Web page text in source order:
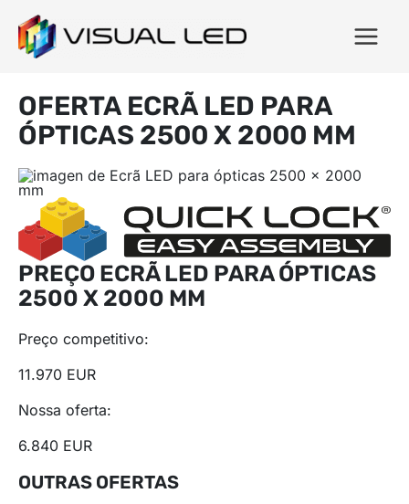
OFERTA ECRÃ LED PARA
ÓPTICAS 2500 X 2000 MM
PREÇO ECRÃ LED PARA ÓPTICAS
2500 X 2000 MM
Preço competitivo:
11.970 EUR
Nossa oferta:
6.840 EUR
OUTRAS OFERTAS